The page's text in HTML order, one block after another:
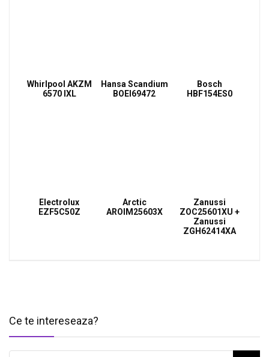
Whirlpool AKZM
6570 IXL
Hansa Scandium
BOEI69472
Bosch
HBF154ES0
Electrolux
EZF5C50Z
Arctic
AROIM25603X
Zanussi
ZOC25601XU +
Zanussi
ZGH62414XA
Ce te intereseaza?